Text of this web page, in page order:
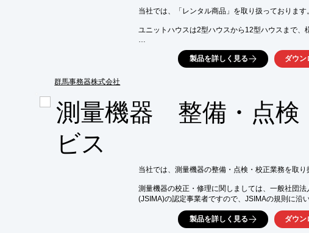
■コンクリート強度試験機
※詳しくはPDF資料をご覧いただくか、お気軽にお
群馬事務器株式会社
当社では、「レンタル商品」を取り扱っております
ユニットハウスは2型ハウスから12型ハウスまで、
事務用品は机、椅子、テーブル、ホワイトボード、
電話機、冷蔵庫、食器棚など品目を取り揃えており
ご要望の際はお気軽にお問合せください。
■仮設トイレ
■カラー複合機・プロッタ
製品を詳しく見る ダウン
測量機器 整備・点検
ビス
当社では、測量機器の整備・点検・校正業務を取り
測量機器の校正・修理に関しましては、一般社団
(JSIMA)の認定事業者ですので、JSIMAの規則に沿
また、測量機器(一般測量機・GNSS・レーザース
ソフト関連、各種試験機器、複合機、事務機器(オ
製品を詳しく見る ダウン